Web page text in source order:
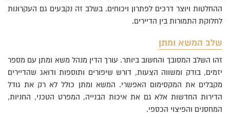
ההחלטות ויוצר דרכים לפתרון ויכוחים. בשלב זה נקבעים גם העקרונות
לחלוקת התמורות בין הדיירים.
שלב המשא ומתן
זהו השלב המסובך והחשוב ביותר. עורך הדין מנהל משא ומתן עם מספר
יזמים, בודק ומשווה הצעות, דורש שיפורים ותוספות ודואג שהדיירים
מקבלים את המקסימום האפשרי. המשא ומתן כולל לא רק את גודל
הדירות החדשות אלא גם את איכות הבנייה, המפרט הטכני, החניות,
המחסנים והפיצוי הכספי.